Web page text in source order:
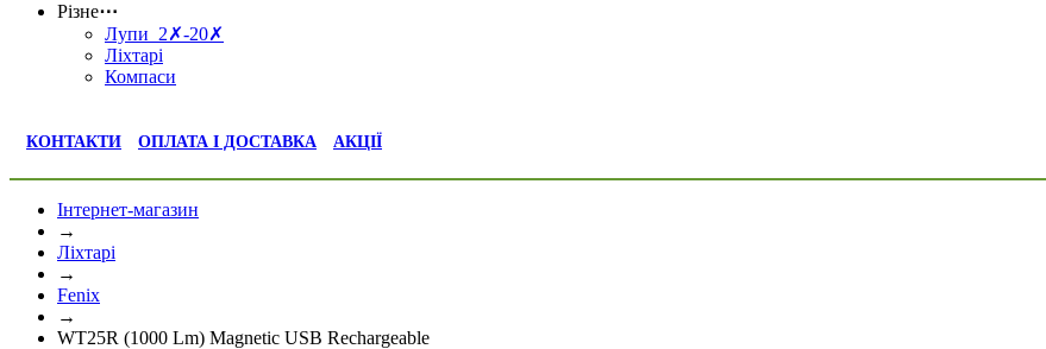
Різне⋯
Лупи 2✗-20✗
Ліхтарі
Компаси
КОНТАКТИ ОПЛАТА І ДОСТАВКА АКЦІЇ
Інтернет-магазин
→
Ліхтарі
→
Fenix
→
WT25R (1000 Lm) Magnetic USB Rechargeable